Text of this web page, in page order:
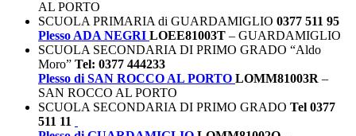
AL PORTO
SCUOLA PRIMARIA di GUARDAMIGLIO 0377 511 95
Plesso ADA NEGRI LOEE81003T – GUARDAMIGLIO
SCUOLA SECONDARIA DI PRIMO GRADO “Aldo
Moro” Tel: 0377 444233
Plesso di SAN ROCCO AL PORTO LOMM81003R –
SAN ROCCO AL PORTO
SCUOLA SECONDARIA DI PRIMO GRADO Tel 0377
511 11